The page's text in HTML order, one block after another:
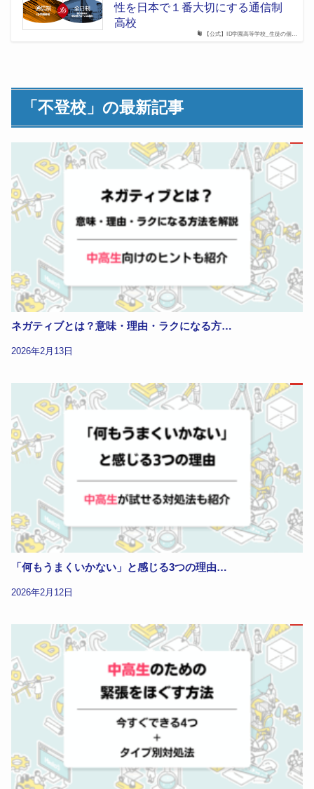
【公式】ID学園高等学校_生徒の個…
性を日本で１番大切にする通信制
高校
「不登校」の最新記事
ネガティブとは？意味・理由・ラクになる方…
2026年2月13日
「何もうまくいかない」と感じる3つの理由…
2026年2月12日